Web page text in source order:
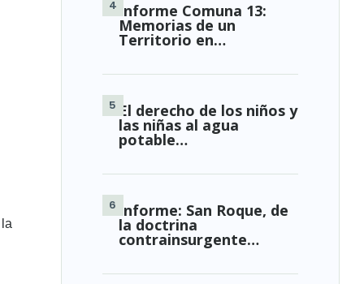
Informe Comuna 13:
Memorias de un
Territorio en…
El derecho de los niños y
las niñas al agua
potable…
Informe: San Roque, de
la doctrina
contrainsurgente…